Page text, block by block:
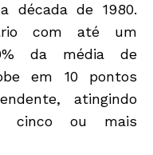
década de 1980.
com até um
da média de
em 10 pontos
atingindo
cinco ou mais